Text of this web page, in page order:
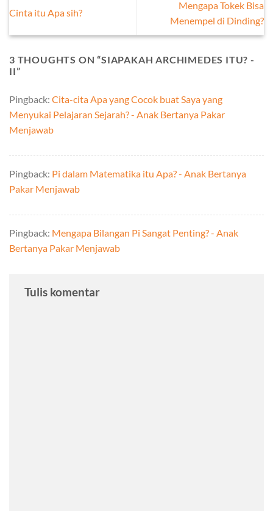
Cinta itu Apa sih?
Mengapa Tokek Bisa
Menempel di Dinding?
3 THOUGHTS ON “SIAPAKAH ARCHIMEDES ITU? -
II”
Pingback: Cita-cita Apa yang Cocok buat Saya yang
Menyukai Pelajaran Sejarah? - Anak Bertanya Pakar
Menjawab
Pingback: Pi dalam Matematika itu Apa? - Anak Bertanya
Pakar Menjawab
Pingback: Mengapa Bilangan Pi Sangat Penting? - Anak
Bertanya Pakar Menjawab
Tulis komentar